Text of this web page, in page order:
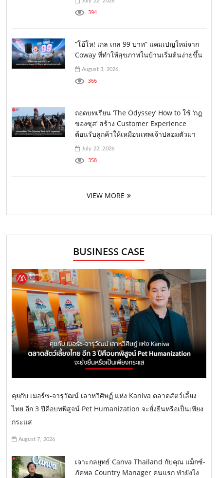
394
“โอ้โห! เกล เกล 99 บาท” แคมเปญใหม่จาก
Coway ที่ทำให้สุขภาพในบ้านเริ่มต้นง่ายขึ้น
August 3, 2026
366
ถอดบทเรียน ‘The Odyssey’ How to ใช้ ‘กฎ
ของซุส’ สร้าง Customer Experience
ต้อนรับลูกค้าให้เหมือนเทพเจ้าปลอมตัวมา
July 22, 2026
358
VIEW MORE
BUSINESS CASE
คุยกับ เมอร์ซ-จารุวัฒน์ เลาหวิศิษฏ์ แห่ง Kaniva ตลาดสัตว์เลี้ยง
ไทย อีก 3 ปีคือบทพิสูจน์ Pet Humanization จะยั่งยืนหรือเป็นเพียง
กระแส
August 7, 2026
เจาะกลยุทธ์ Canva Thailand กับคุณ แม็กซ์-
ภัคพล Country Manager คนแรก ทำยังไง